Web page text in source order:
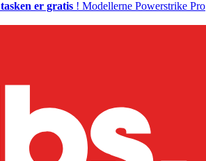
tasken er gratis ! Modellerne Powerstrike Pro